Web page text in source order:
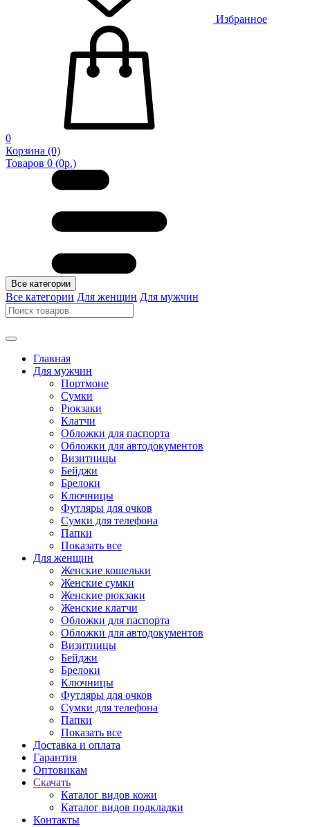
Избранное
0
Корзина (0)
Товаров 0 (0р.)
Все категории
Все категории Для женщин Для мужчин
Главная
Для мужчин
Портмоне
Сумки
Рюкзаки
Клатчи
Обложки для паспорта
Обложки для автодокументов
Визитницы
Бейджи
Брелоки
Ключницы
Футляры для очков
Сумки для телефона
Папки
Показать все
Для женщин
Женские кошельки
Женские сумки
Женские рюкзаки
Женские клатчи
Обложки для паспорта
Обложки для автодокументов
Визитницы
Бейджи
Брелоки
Ключницы
Футляры для очков
Сумки для телефона
Папки
Показать все
Доставка и оплата
Гарантия
Оптовикам
Скачать
Каталог видов кожи
Каталог видов подкладки
Контакты